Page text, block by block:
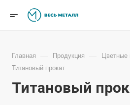
Главная — Продукция — Цветные
Титановый прокат
Титановый